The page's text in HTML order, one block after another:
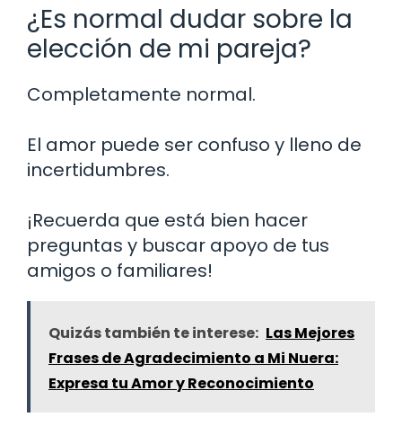
¿Es normal dudar sobre la
elección de mi pareja?
Completamente normal.
El amor puede ser confuso y lleno de
incertidumbres.
¡Recuerda que está bien hacer
preguntas y buscar apoyo de tus
amigos o familiares!
Quizás también te interese: Las Mejores
Frases de Agradecimiento a Mi Nuera:
Expresa tu Amor y Reconocimiento